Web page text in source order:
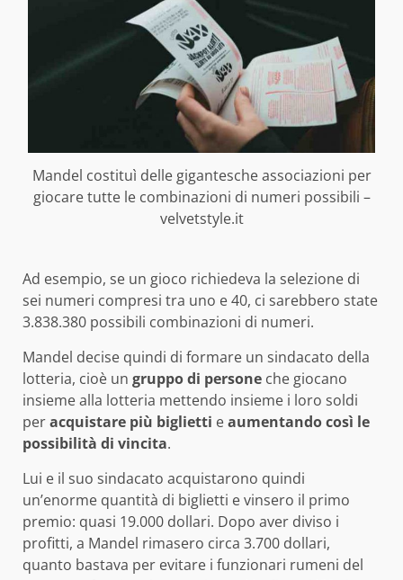
Mandel costituì delle gigantesche associazioni per
giocare tutte le combinazioni di numeri possibili –
velvetstyle.it
Ad esempio, se un gioco richiedeva la selezione di
sei numeri compresi tra uno e 40, ci sarebbero state
3.838.380 possibili combinazioni di numeri.
Mandel decise quindi di formare un sindacato della
lotteria, cioè un gruppo di persone che giocano
insieme alla lotteria mettendo insieme i loro soldi
peracquistare più biglietti eaumentando così le
possibilità di vincita.
Lui e il suo sindacato acquistarono quindi
un’enorme quantità di biglietti e vinsero il primo
premio: quasi 19.000 dollari. Dopo aver diviso i
profitti, a Mandel rimasero circa 3.700 dollari,
quanto bastava per evitare i funzionari rumeni del